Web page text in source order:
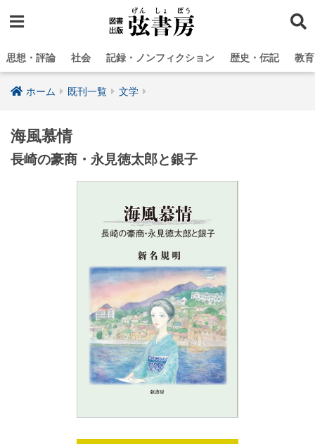
思想・評論 社会 記録・ノンフィクション 歴史・伝記 教
ホーム 既刊一覧 文学
海風慕情
長崎の豪商・永見徳太郎と銀子